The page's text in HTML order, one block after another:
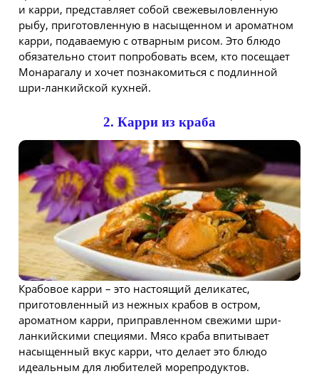
и карри, представляет собой свежевыловленную
рыбу, приготовленную в насыщенном и ароматном
карри, подаваемую с отварным рисом. Это блюдо
обязательно стоит попробовать всем, кто посещает
Монарагалу и хочет познакомиться с подлинной
шри-ланкийской кухней.
2. Карри из краба
Крабовое карри – это настоящий деликатес,
приготовленный из нежных крабов в остром,
ароматном карри, приправленном свежими шри-
ланкийскими специями. Мясо краба впитывает
насыщенный вкус карри, что делает это блюдо
идеальным для любителей морепродуктов.